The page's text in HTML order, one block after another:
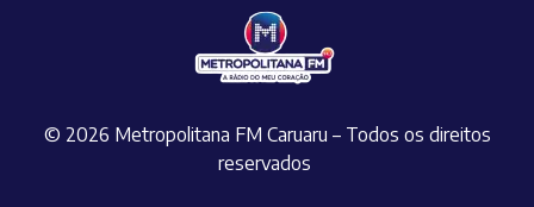
© 2026 Metropolitana FM Caruaru – Todos os direitos
reservados